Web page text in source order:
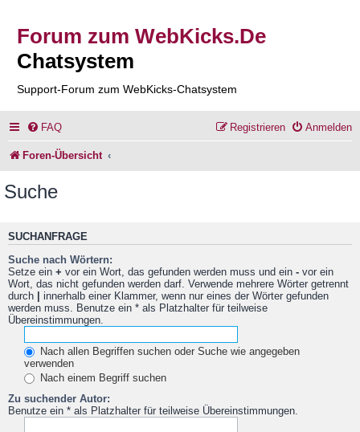
Forum zum WebKicks.De
Chatsystem
Support-Forum zum WebKicks-Chatsystem
FAQ Anmelden
Registrieren
Foren-Übersicht
Suche
SUCHANFRAGE
Suche nach Wörtern:
Setze ein + vor ein Wort, das gefunden werden muss und ein - vor ein
Wort, das nicht gefunden werden darf. Verwende mehrere Wörter getrennt
durch | innerhalb einer Klammer, wenn nur eines der Wörter gefunden
werden muss. Benutze ein * als Platzhalter für teilweise
Übereinstimmungen.
Nach allen Begriffen suchen oder Suche wie angegeben
verwenden
Nach einem Begriff suchen
Zu suchender Autor:
Benutze ein * als Platzhalter für teilweise Übereinstimmungen.